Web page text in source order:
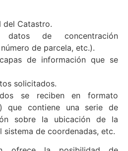
del Catastro.
de concentración
de parcela, etc.).
de información que se
solicitados.
se reciben en formato
que contiene una serie de
sobre la ubicación de la
sistema de coordenadas, etc.